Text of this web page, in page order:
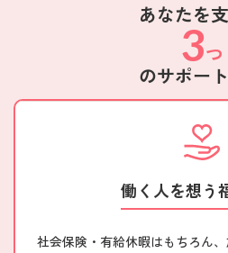
あなたを
3つ
のサポー
働く人を想う
社会保険・有給休暇はもちろん